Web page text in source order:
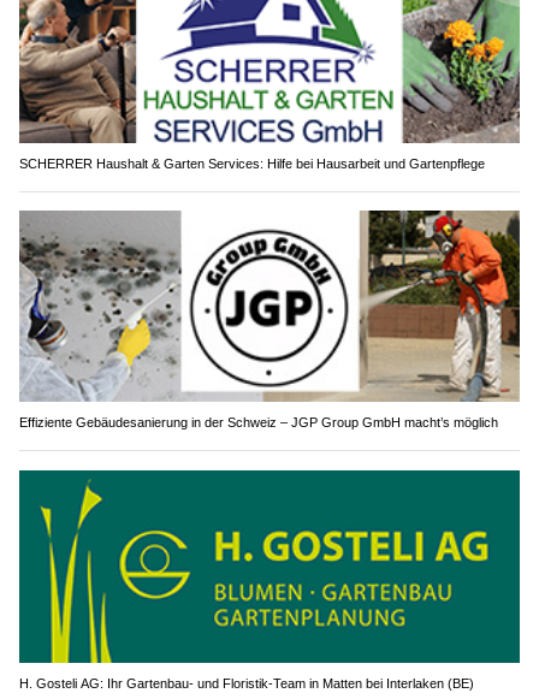
SCHERRER Haushalt & Garten Services: Hilfe bei Hausarbeit und Gartenpflege
Effiziente Gebäudesanierung in der Schweiz – JGP Group GmbH macht’s möglich
H. Gosteli AG: Ihr Gartenbau- und Floristik-Team in Matten bei Interlaken (BE)